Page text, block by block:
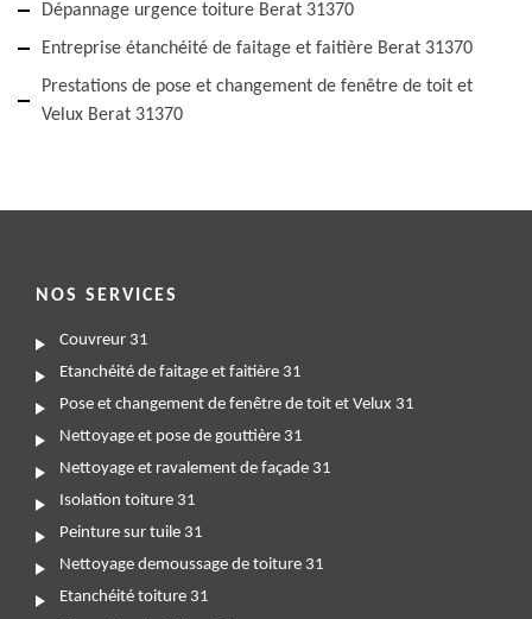
Dépannage urgence toiture Berat 31370
Entreprise étanchéité de faitage et faitière Berat 31370
Prestations de pose et changement de fenêtre de toit et
Velux Berat 31370
NOS SERVICES
Couvreur 31
Etanchéité de faitage et faitière 31
Pose et changement de fenêtre de toit et Velux 31
Nettoyage et pose de gouttière 31
Nettoyage et ravalement de façade 31
Isolation toiture 31
Peinture sur tuile 31
Nettoyage demoussage de toiture 31
Etanchéité toiture 31